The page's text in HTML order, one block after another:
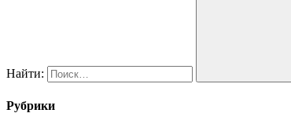
Найти:
Рубрики